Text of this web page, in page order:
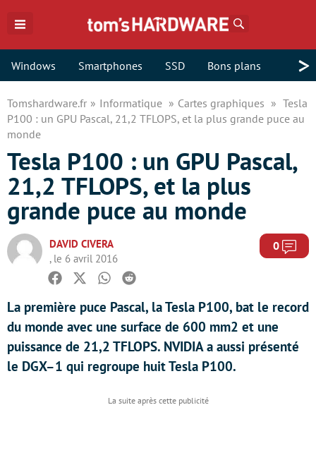
Windows Smartphones SSD Bons plans >
Tomshardware.fr Informatique Cartes graphiques
Tesla
P100 : un GPU Pascal, 21,2 TFLOPS, et la plus grande puce au
monde
Tesla P100 : un GPU Pascal,
21,2 TFLOPS, et la plus
grande puce au monde
DAVID CIVERA
, le 6 avril 2016
0
Facebook
TwitterWhatsapp
Reddit
La première puce Pascal, la Tesla P100, bat le record
du monde avec une surface de 600 mm2 et une
puissance de 21,2 TFLOPS. NVIDIA a aussi présenté
le DGX–1 qui regroupe huit Tesla P100.